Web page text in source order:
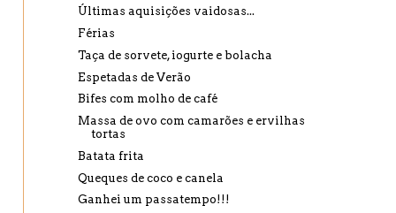
Últimas aquisições vaidosas...
Férias
Taça de sorvete, iogurte e bolacha
Espetadas de Verão
Bifes com molho de café
Massa de ovo com camarões e ervilhas
tortas
Batata frita
Queques de coco e canela
Ganhei um passatempo!!!